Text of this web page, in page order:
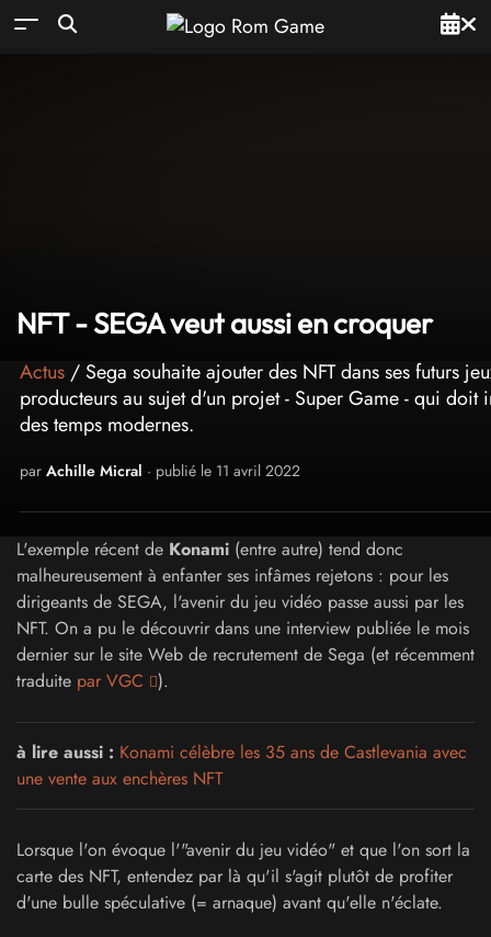
NFT - SEGA veut aussi en croquer
Actus / Sega souhaite ajouter des NFT dans ses futurs
producteurs au sujet d'un projet - Super Game - qui
des temps modernes.
par Achille Micral · publié le 11 avril 2022
L'exemple récent de Konami (entre autre) tend donc
malheureusement à enfanter ses infâmes rejetons : pour les
dirigeants de SEGA, l'avenir du jeu vidéo passe aussi par les
NFT. On a pu le découvrir dans une interview publiée le mois
dernier sur le site Web de recrutement de Sega (et récemment
traduite par VGC ).
à lire aussi : Konami célèbre les 35 ans de Castlevania avec
une vente aux enchères NFT
Lorsque l'on évoque l'"avenir du jeu vidéo" et que l'on sort la
carte des NFT, entendez par là qu'il s'agit plutôt de profiter
d'une bulle spéculative (= arnaque) avant qu'elle n'éclate.